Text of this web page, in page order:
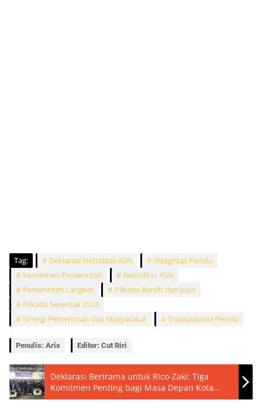
Tag: Deklarasi Netralitas ASN
Integritas Pemilu
Komitmen Pemerintah
Netralitas ASN
Pemerintah Langkat
Pilkada Bersih dan Jujur
Pilkada Serentak 2024
Sinergi Pemerintah dan Masyarakat
Transparansi Pemilu
Penulis: Aris Editor: Cut Riri
Deklarasi Berirama untuk Rico-Zaki: Tiga
Komitmen Penting bagi Masa Depan Kota
Medan